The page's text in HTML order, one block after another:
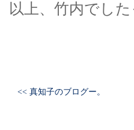
以上、竹内でし
<< 真知子のブログー。